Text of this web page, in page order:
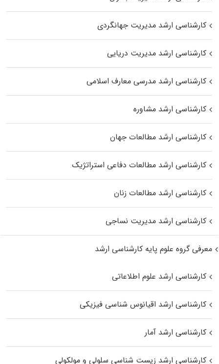
کارشناسی ارشد مدیریت جهانگردی
کارشناسی ارشد مدیریت دریایی
کارشناسی ارشد مدرسی معارف اسلامی
کارشناسی ارشد مشاوره
کارشناسی ارشد مطالعات جهان
کارشناسی ارشد مطالعات دفاعی استراتژیک
کارشناسی ارشد مطالعات زنان
کارشناسی ارشد مدیریت نساجی
معرفی گروه علوم پایه کارشناسی ارشد
کارشناسی ارشد علوم اطلاعاتی
کارشناسی ارشد اقیانوس‌ شناسی فیزیکی
کارشناسی ارشد آمار
کارشناسی ارشد زیست شناسی سلولی و مولکولی